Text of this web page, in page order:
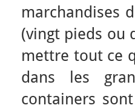
marchandises
(vingt pieds ou
mettre tout ce
dans les
containers